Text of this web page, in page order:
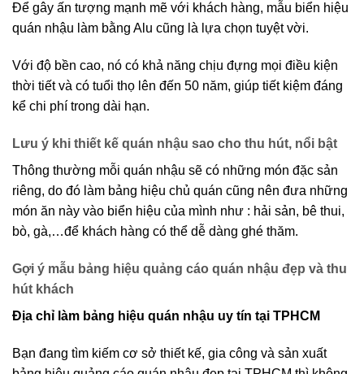
Để gây ấn tượng mạnh mẽ với khách hàng, mẫu biển hiệu
quán nhậu làm bằng Alu cũng là lựa chọn tuyệt vời.
Với độ bền cao, nó có khả năng chịu đựng mọi điều kiện
thời tiết và có tuổi thọ lên đến 50 năm, giúp tiết kiệm đáng
kể chi phí trong dài hạn.
Lưu ý khi thiết kế quán nhậu sao cho thu hút, nổi bật
Thông thường mỗi quán nhậu sẽ có những món đặc sản
riêng, do đó làm bảng hiệu chủ quán cũng nên đưa những
món ăn này vào biển hiệu của mình như : hải sản, bê thui,
bò, gà,…để khách hàng có thể dễ dàng ghé thăm.
Gợi ý mẫu bảng hiệu quảng cáo quán nhậu đẹp và thu
hút khách
Địa chỉ làm bảng hiệu quán nhậu uy tín tại TPHCM
Bạn đang tìm kiếm cơ sở thiết kế, gia công và sản xuất